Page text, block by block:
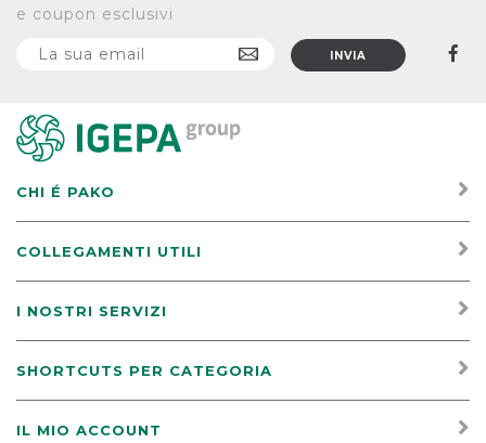
e coupon esclusivi
CHI É PAKO
COLLEGAMENTI UTILI
I NOSTRI SERVIZI
SHORTCUTS PER CATEGORIA
IL MIO ACCOUNT